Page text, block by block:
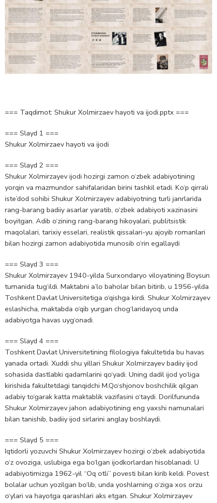
=== Taqdimot: Shukur Xolmirzaev hayoti va ijodi.pptx ===
=== Slayd 1 ===
Shukur Xolmirzaev hayoti va ijodi
=== Slayd 2 ===
Shukur Xolmirzayev ijodi hozirgi zamon o‘zbek adabiyotining
yorqin va mazmundor sahifalaridan birini tashkil etadi. Ko‘p qirrali
iste’dod sohibi Shukur Xolmirzayev adabiyotning turli janrlarida
rang-barang badiiy asarlar yaratib, o‘zbek adabiyoti xazinasini
boyitgan. Adib o‘zining rang-barang hikoyalari, publitsistik
maqolalari, tarixiy esselari, realistik qissalari-yu ajoyib romanlari
bilan hozirgi zamon adabiyotida munosib o‘rin egallaydi
=== Slayd 3 ===
Shukur Xolmirzayev 1940-yilda Surxondaryo viloyatining Boysun
tumanida tug‘ildi. Maktabni a’lo baholar bilan bitirib, u 1956-yilda
Toshkent Davlat Universitetiga o‘qishga kirdi. Shukur Xolmirzayev
eslashicha, maktabda o‘qib yurgan chog‘laridayoq unda
adabiyotga havas uyg‘onadi.
=== Slayd 4 ===
Toshkent Davlat Universitetining filologiya fakultetida bu havas
yanada ortadi. Xuddi shu yillari Shukur Xolmirzayev badiiy ijod
sohasida dastlabki qadamlarini qo‘yadi. Uning dadil ijod yo‘liga
kirishida fakultetdagi tanqidchi M.Qo‘shjonov boshchilik qilgan
adabiy to‘garak katta maktablik vazifasini o‘taydi. Dorilfununda
Shukur Xolmirzayev jahon adabiyotining eng yaxshi namunalari
bilan tanishib, badiiy ijod sirlarini anglay boshlaydi.
=== Slayd 5 ===
Iqtidorli yozuvchi Shukur Xolmirzayev hozirgi o‘zbek adabiyotida
o‘z ovoziga, uslubiga ega bo‘lgan ijodkorlardan hisoblanadi. U
adabiyotimizga 1962-yil “Oq otli” povesti bilan kirib keldi. Povest
bolalar uchun yozilgan bo‘lib, unda yoshlarning o‘ziga xos orzu
o‘ylari va hayotga qarashlari aks etgan. Shukur Xolmirzayev